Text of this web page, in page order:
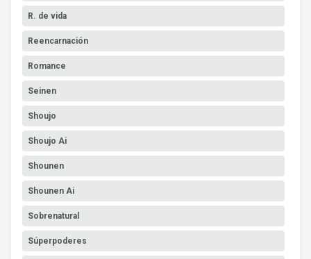
R. de vida
Reencarnación
Romance
Seinen
Shoujo
Shoujo Ai
Shounen
Shounen Ai
Sobrenatural
Súperpoderes